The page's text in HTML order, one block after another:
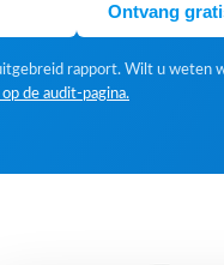
Ontvang
rapport. Wilt u weten
de audit-pagina.